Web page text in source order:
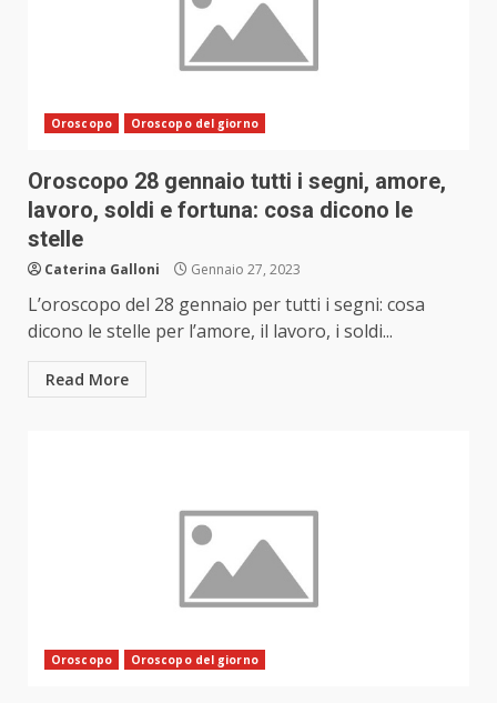
Oroscopo Oroscopo del giorno
Oroscopo 28 gennaio tutti i segni, amore,
lavoro, soldi e fortuna: cosa dicono le
stelle
Caterina Galloni Gennaio 27, 2023
L’oroscopo del 28 gennaio per tutti i segni: cosa
dicono le stelle per l’amore, il lavoro, i soldi...
Read More
Oroscopo Oroscopo del giorno